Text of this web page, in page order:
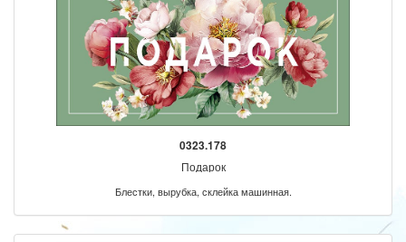
0323.178
Подарок
Блестки, вырубка, склейка машинная.